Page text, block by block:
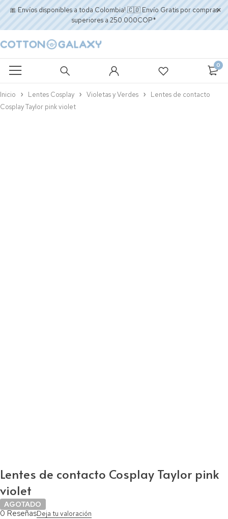
🎀 Envíos disponibles a toda Colombia! 🇨🇴 Envío Gratis por compras
superiores a 250.000COP*
0
Inicio Lentes Cosplay Violetas y Verdes
Lentes de contacto
Cosplay Taylor pink violet
Lentes de contacto Cosplay Taylor pink
violet
AGOTADO
0 ReseñasDeja tu valoración